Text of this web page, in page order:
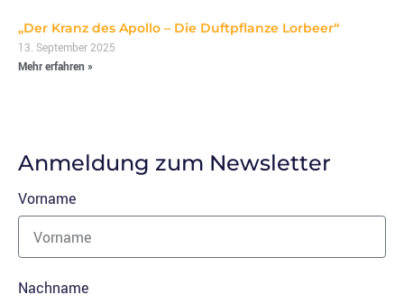
„Der Kranz des Apollo – Die Duftpflanze Lorbeer“
13. September 2025
Mehr erfahren »
Anmeldung zum Newsletter
Vorname
Nachname